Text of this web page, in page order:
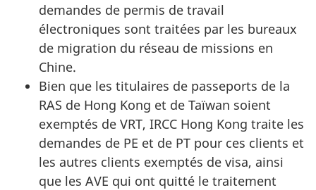
demandes de permis de travail
électroniques sont traitées par les bureaux
de migration du réseau de missions en
Chine.
Bien que les titulaires de passeports de la
RAS de Hong Kong et de Taïwan soient
exemptés de VRT, IRCC Hong Kong traite les
demandes de PE et de PT pour ces clients et
les autres clients exemptés de visa, ainsi
que les AVE qui ont quitté le traitement